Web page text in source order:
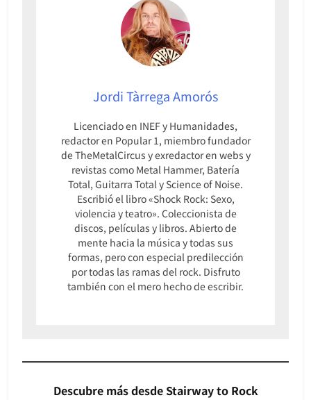
Jordi Tàrrega Amorós
Licenciado en INEF y Humanidades,
redactor en Popular 1, miembro fundador
de TheMetalCircus y exredactor en webs y
revistas como Metal Hammer, Batería
Total, Guitarra Total y Science of Noise.
Escribió el libro «Shock Rock: Sexo,
violencia y teatro». Coleccionista de
discos, películas y libros. Abierto de
mente hacia la música y todas sus
formas, pero con especial predilección
por todas las ramas del rock. Disfruto
también con el mero hecho de escribir.
Descubre más desde Stairway to Rock